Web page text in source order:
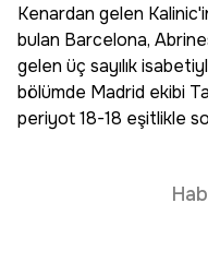
Kenardan gelen
bulan Barcelona,
gelen üç sayılık
bölümde Madrid ekibi
periyot 18-18 eşitlikle